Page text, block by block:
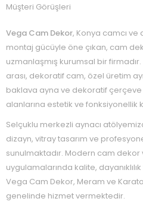
Müşteri Görüşleri
Vega Cam Dekor, Konya camcı
montaj gücüyle öne çıkan, cam
uzmanlaşmış kurumsal bir
arası, dekoratif cam, özel üretim
baklava ayna ve dekoratif
alanlarına estetik ve fonksiyonellik
Selçuklu merkezli aynacı
dizayn, vitray tasarım ve
sunulmaktadır. Modern cam
uygulamalarında kalite,
Vega Cam Dekor, Meram ve
genelinde hizmet vermektedir.